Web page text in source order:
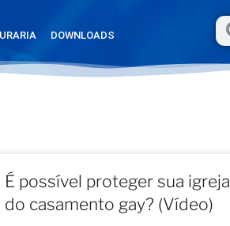
DOWNLOADS
É possível proteger sua igreja
do casamento gay? (Vídeo)